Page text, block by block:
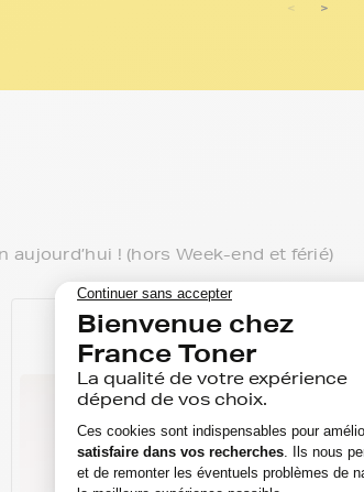
< >
! (hors Week-end et férié)